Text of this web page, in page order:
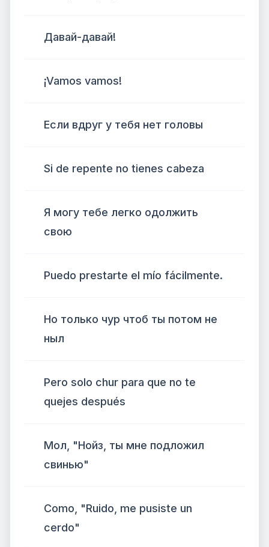
Давай-давай!
¡Vamos vamos!
Если вдруг у тебя нет головы
Si de repente no tienes cabeza
Я могу тебе легко одолжить
свою
Puedo prestarte el mío fácilmente.
Но только чур чтоб ты потом не
ныл
Pero solo chur para que no te
quejes después
Мол, "Нойз, ты мне подложил
свинью"
Como, "Ruido, me pusiste un
cerdo"